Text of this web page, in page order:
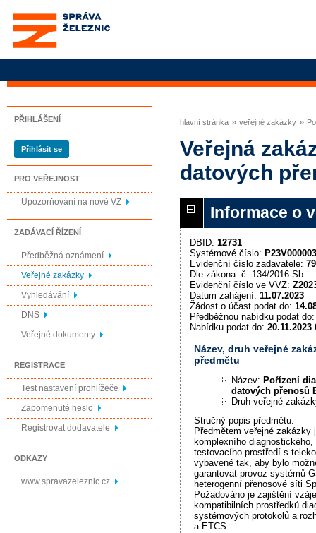
Správa železnic, státní
organizace
PŘIHLÁŠENÍ
Přihlásit se
PRO VEŘEJNOST
Upozorňování na nové VZ
ZADÁVACÍ ŘÍZENÍ
Předběžná oznámení
Veřejné zakázky
Vyhledávání
DNS
Veřejné dokumenty
REGISTRACE
Test nastavení prohlížeče
Zapomenuté heslo
Registrovat dodavatele
ODKAZY
www.spravazeleznic.cz
hlavní stránka » veřejné zakázky »
Veřejná
datových
Informace o
DBID: 12731
Systémové číslo:
Evidenční číslo zadavatele:
Dle zákona: č. 134/2016 Sb.
Evidenční číslo ve VVZ:
Datum zahájení: 11.07.2023
Žádost o účast podat do:
Předběžnou nabídku podat
Nabídku podat do: 20.11.2023
Název, druh veřejné
předmětu
Název:Pořízení
datových přenosů
Druh veřejné
Stručný popis předmětu:
Předmětem veřejné zakázky
komplexního
testovacího prostředí s
vybavené tak, aby bylo
garantovat provoz systémů
heterogenní přenosové síti
Požadováno je zajištění
kompatibilních prostředků
systémových protokolů a
a ETCS.